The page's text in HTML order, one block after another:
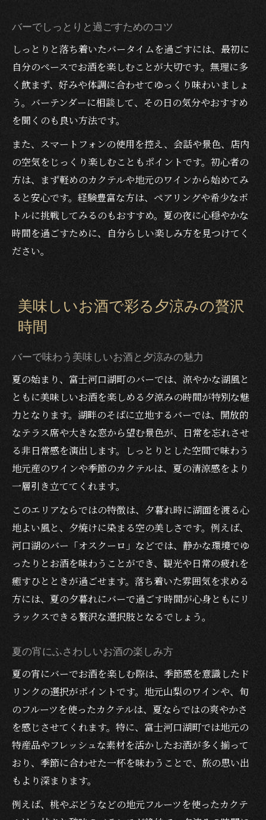
バーでしっとりと過ごすためのコツ
しっとりと落ち着いたバータイムを過ごすには、最初に
自分のペースでお酒を楽しむことが大切です。無理に多
く飲まず、好みや体調に合わせてゆっくり味わいましょ
う。バーテンダーに相談して、その日の気分やおすすめ
を聞くのも良い方法です。
また、スマートフォンの使用を控え、会話や景色、店内
の空気をじっくり楽しむこともポイントです。初心者の
方は、まず軽めのカクテルや地元のワインから始めてみ
ると安心です。経験豊富な方は、ペアリングや希少なボ
トルに挑戦してみるのもおすすめ。夏の夜に心穏やかな
時間を過ごすために、自分らしい楽しみ方を見つけてく
ださい。
美味しいお酒で彩る夕涼みの贅沢
時間
バーで味わう美味しいお酒と夕涼みの魅力
夏の始まり、富士河口湖町のバーでは、涼やかな湖風と
ともに美味しいお酒を楽しめる夕涼みの時間が特別な魅
力となります。湖畔のそばに立地するバーでは、開放的
なテラス席や大きな窓から望む景色が、日常を忘れさせ
る非日常感を演出します。しっとりとした空間で味わう
地元産のワインや季節のカクテルは、夏の清涼感をより
一層引き立ててくれます。
このエリアならではの特徴は、夕暮れ時に湖面を渡る心
地よい風と、夕焼けに染まる空の美しさです。例えば、
河口湖のバー「オスクーロ」などでは、静かな環境でゆ
ったりとお酒を味わうことができ、観光や日常の疲れを
癒すひとときが過ごせます。落ち着いた雰囲気を求める
方には、夏の夕暮れにバーで過ごす時間が心身ともにリ
ラックスできる贅沢な選択肢となるでしょう。
夏の宵にふさわしいお酒の楽しみ方
夏の宵にバーでお酒を楽しむ際は、季節感を意識したド
リンクの選択がポイントです。地元山梨のワインや、旬
のフルーツを使ったカクテルは、夏ならではの爽やかさ
を感じさせてくれます。特に、富士河口湖町では地元の
特産品やフレッシュな素材を活かしたお酒が多く揃って
おり、季節に合わせた一杯を味わうことで、旅の思い出
もより深まります。
例えば、桃やぶどうなどの地元フルーツを使ったカクテ